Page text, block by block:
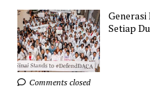
Setiap
Comments closed